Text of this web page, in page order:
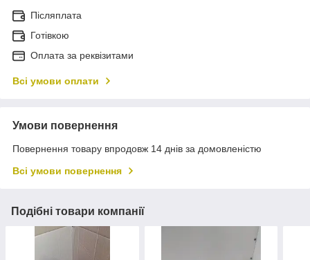
Післяплата
Готівкою
Оплата за реквізитами
Всі умови оплати
Умови повернення
Повернення товару впродовж 14 днів за домовленістю
Всі умови повернення
Подібні товари компанії